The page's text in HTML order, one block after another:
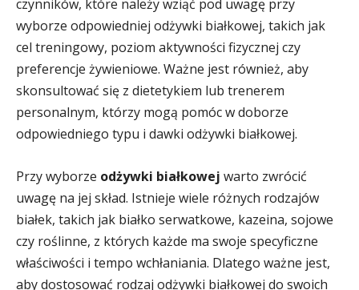
czynników, które należy wziąć pod uwagę przy
wyborze odpowiedniej odżywki białkowej, takich jak
cel treningowy, poziom aktywności fizycznej czy
preferencje żywieniowe. Ważne jest również, aby
skonsultować się z dietetykiem lub trenerem
personalnym, którzy mogą pomóc w doborze
odpowiedniego typu i dawki odżywki białkowej.
Przy wyborze odżywki białkowej warto zwrócić
uwagę na jej skład. Istnieje wiele różnych rodzajów
białek, takich jak białko serwatkowe, kazeina, sojowe
czy roślinne, z których każde ma swoje specyficzne
właściwości i tempo wchłaniania. Dlatego ważne jest,
aby dostosować rodzaj odżywki białkowej do swoich